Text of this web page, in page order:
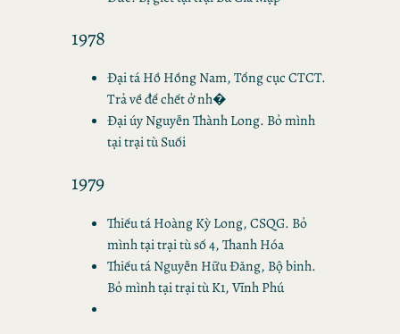
1978
Đại tá Hồ Hồng Nam, Tổng cục CTCT.
Trả về để chết ở nh�
Đại úy Nguyễn Thành Long. Bỏ mình
tại trại tù Suối
1979
Thiếu tá Hoàng Kỳ Long, CSQG. Bỏ
mình tại trại tù số 4, Thanh Hóa
Thiếu tá Nguyễn Hữu Đăng, Bộ binh.
Bỏ mình tại trại tù K1, Vĩnh Phú